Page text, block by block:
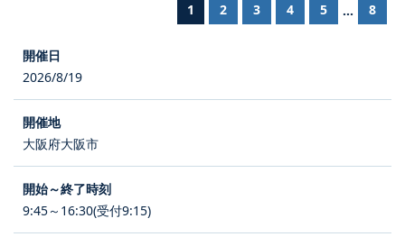
1 2 3 4 5 ... 8
2026/8/19
大阪府大阪市
9:45～16:30(受付9:15)